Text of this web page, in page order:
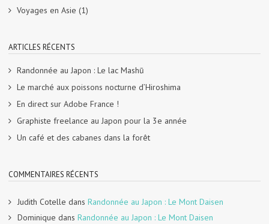
Voyages en Asie (1)
ARTICLES RÉCENTS
Randonnée au Japon : Le lac Mashū
Le marché aux poissons nocturne d’Hiroshima
En direct sur Adobe France !
Graphiste freelance au Japon pour la 3e année
Un café et des cabanes dans la forêt
COMMENTAIRES RÉCENTS
Judith Cotelle dans Randonnée au Japon : Le Mont Daisen
Dominique dans Randonnée au Japon : Le Mont Daisen